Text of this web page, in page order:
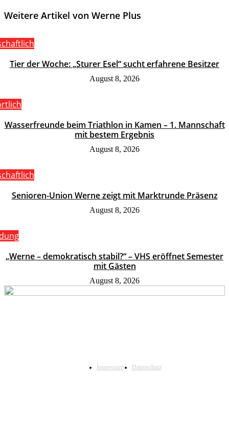
Weitere Artikel von Werne Plus
Tier der Woche: „Sturer Esel“ sucht erfahrene Besitzer
August 8, 2026
Wasserfreunde beim Triathlon in Kamen – 1. Mannschaft
mit bestem Ergebnis
August 8, 2026
Senioren-Union Werne zeigt mit Marktrunde Präsenz
August 8, 2026
„Werne – demokratisch stabil?“ – VHS eröffnet Semester
mit Gästen
August 8, 2026
Impressum Datenschutz